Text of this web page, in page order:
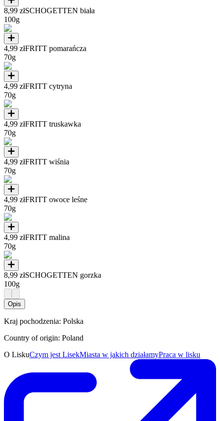
8,99 złSCHOGETTEN biała
100g
4,99 złFRITT pomarańcza
70g
4,99 złFRITT cytryna
70g
4,99 złFRITT truskawka
70g
4,99 złFRITT wiśnia
70g
4,99 złFRITT owoce leśne
70g
4,99 złFRITT malina
70g
8,99 złSCHOGETTEN gorzka
100g
Opis
Kraj pochodzenia: Polska
Country of origin: Poland
O LiskuCzym jest LisekMiasta w jakich działamyPraca w lisku